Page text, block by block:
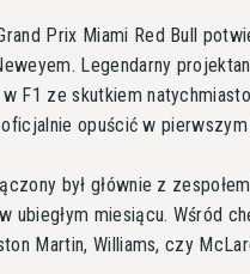
Prix Miami Red Bull
Legendarny
w F1 ze skutkiem
opuścić w
był głównie z
ubiegłym miesiącu. Wśród
Martin, Williams, czy